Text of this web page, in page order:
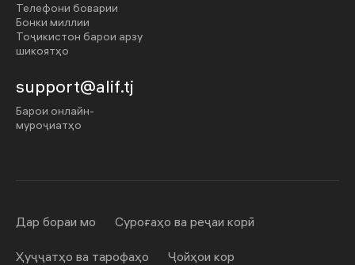
Телефони боварии
Бонки миллии
Тоҷикистон барои арзу
шикоятҳо
support@alif.tj
Барои онлайн-
муроҷиатҳо
Дар бораи мо Суроғаҳо ва реҷаи корӣ
Ҳуҷҷатҳо ва тарофаҳо Ҷойҳои кор